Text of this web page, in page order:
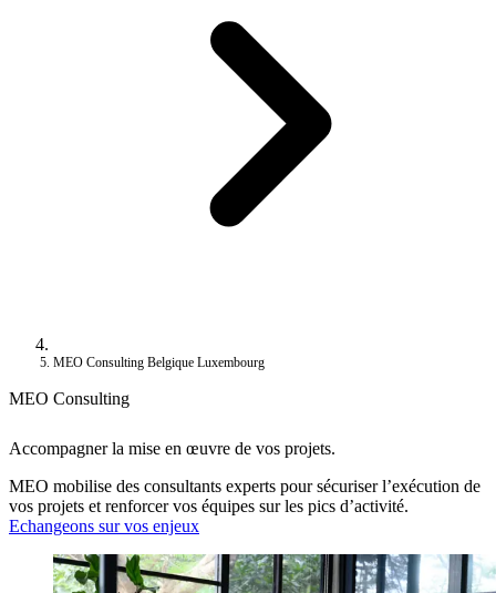
MEO Consulting Belgique Luxembourg
MEO Consulting
Accompagner la mise en œuvre de vos projets.
MEO mobilise des consultants experts pour sécuriser l’exécution de
vos projets et renforcer vos équipes sur les pics d’activité.
Echangeons sur vos enjeux